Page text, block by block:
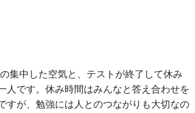
集中した空気と、テストが終了して休み
人です。休み時間はみんなと答え合わせを
すが、勉強には人とのつながりも大切なの